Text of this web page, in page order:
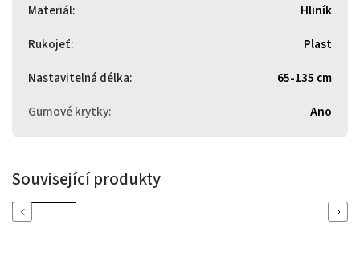
Materiál:
Hliník
Rukojeť:
Plast
Nastavitelná délka:
65-135 cm
Gumové krytky: Ano
Související produkty
Previous Next